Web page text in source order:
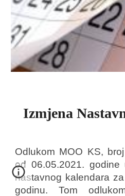
Izmjena
Odlukom MOO KS,
od 06.05.2021. godine
nastavnog kalendara
godinu. Tom